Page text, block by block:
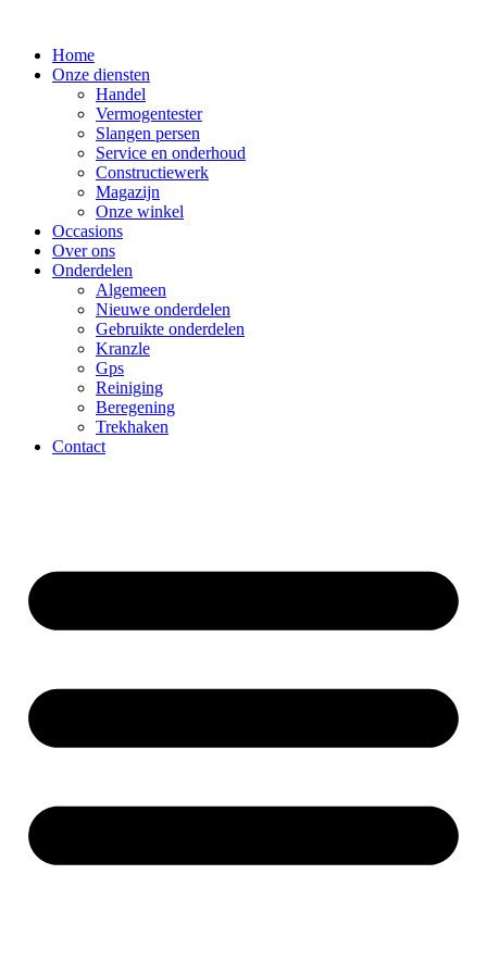
inhoud
Home
Onze diensten
Handel
Vermogentester
Slangen persen
Service en onderhoud
Constructiewerk
Magazijn
Onze winkel
Occasions
Over ons
Onderdelen
Algemeen
Nieuwe onderdelen
Gebruikte onderdelen
Kranzle
Gps
Reiniging
Beregening
Trekhaken
Contact